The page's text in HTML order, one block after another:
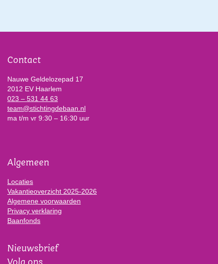
Contact
Nauwe Geldelozepad 17
2012 EV Haarlem
023 – 531 44 63
team@stichtingdebaan.nl
ma t/m vr 9:30 – 16:30 uur
Algemeen
Locaties
Vakantieoverzicht 2025-2026
Algemene voorwaarden
Privacy verklaring
Baanfonds
Nieuwsbrief